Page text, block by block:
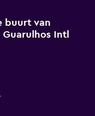
buurt van
Guarulhos Intl